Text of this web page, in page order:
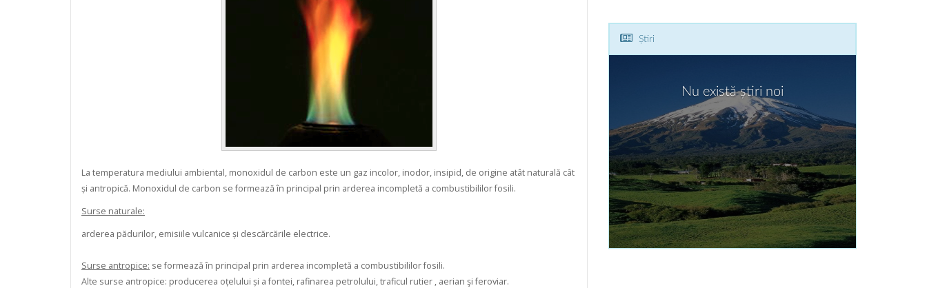
La temperatura mediului ambiental, monoxidul de carbon este un gaz incolor, inodor, insipid, de origine atât naturală cât
și antropică. Monoxidul de carbon se formează în principal prin arderea incompletă a combustibililor fosili.
Surse naturale:
arderea pădurilor, emisiile vulcanice și descărcările electrice.
Surse antropice: se formează în principal prin arderea incompletă a combustibililor fosili.
Alte surse antropice: producerea oțelului și a fontei, rafinarea petrolului, traficul rutier , aerian şi feroviar.
Știri
Nu există știri noi